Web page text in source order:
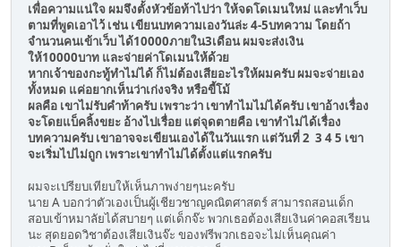
เพื่อความแน่ใจ ผมจึงตั้งหัวข้อท้าไปว่า ให้จดโดเมนใหม่ และทำเว็บ
ตามที่พูดเอาไว้ เช่น เขียนบทความเองวันล่ะ 4-5บทความ โดยถ้า
จำนวนคนเข้าเว็บ ได้10000ภายใน3เดือน ผมจะส่งเงิน
ให้10000บาท และจ่ายค่าโดเมนให้ด้วย
หากเจ้าของกะทู้ทำไม่ได้ ก็ไม่ต้องเสียอะไรให้ผมครับ ผมจะจ่ายเอง
ทั้งหมด แค่อยากเห็นว่าเก่งจริง หรือขี้โม้
ผลคือ เขาไม่รับคำท้าครับ เพราะว่า เขาทำไมไม่ได้ครับ เขาอ้างเรื่อง
จะโดยแบ็คลิ้งขยะ อ้างไปเรื่อย แต่จุดตายคือ เขาทำไม่ได้เรื่อง
บทความครับ เขาอาจจะเขียนเองได้ในวันแรก แต่วันที่ 2 3 4 5 เขา
จะเริ่มไปไม่ถูก เพราะเขาทำไม่ได้ตั้งแต่แรกครับ
ผมจะเปรียบเทียบให้เห็นภาพง่ายๆนะครับ
นาย A บอกว่าตัวเองเป็นผู้เชียวชาญคณิตศาสตร์ สามารถสอนเด็ก
สอบเข้าหมาลัยได้สบายๆ แต่เด็กจ๊ะ พวกเธอต้องเสียเงินค่าคอสเรียน
นะ สุดยอดวิชาต้องเสียเงินจ๊ะ ของฟรีพวกเธอจะไม่เห็นคุณค่า